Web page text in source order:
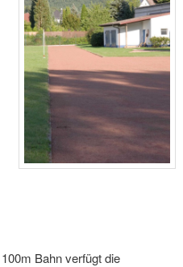
Bahn verfügt die